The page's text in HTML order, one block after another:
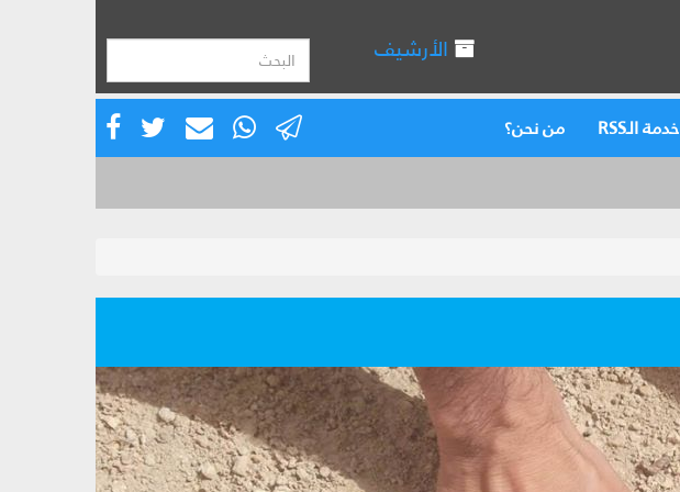
الأرشيف
خدمة الـRSS من نحن؟